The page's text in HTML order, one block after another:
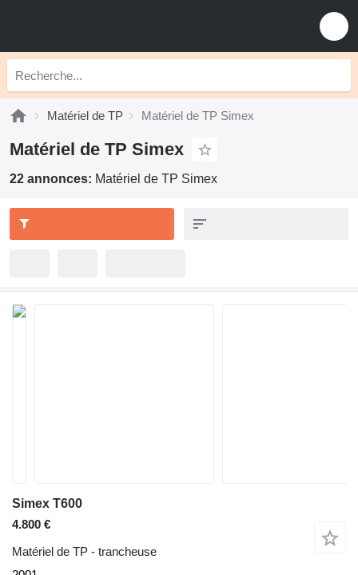
Matériel de TP Matériel de TP Simex
Matériel de TP Simex
22 annonces: Matériel de TP Simex
Simex T600
4.800 €
Matériel de TP - trancheuse